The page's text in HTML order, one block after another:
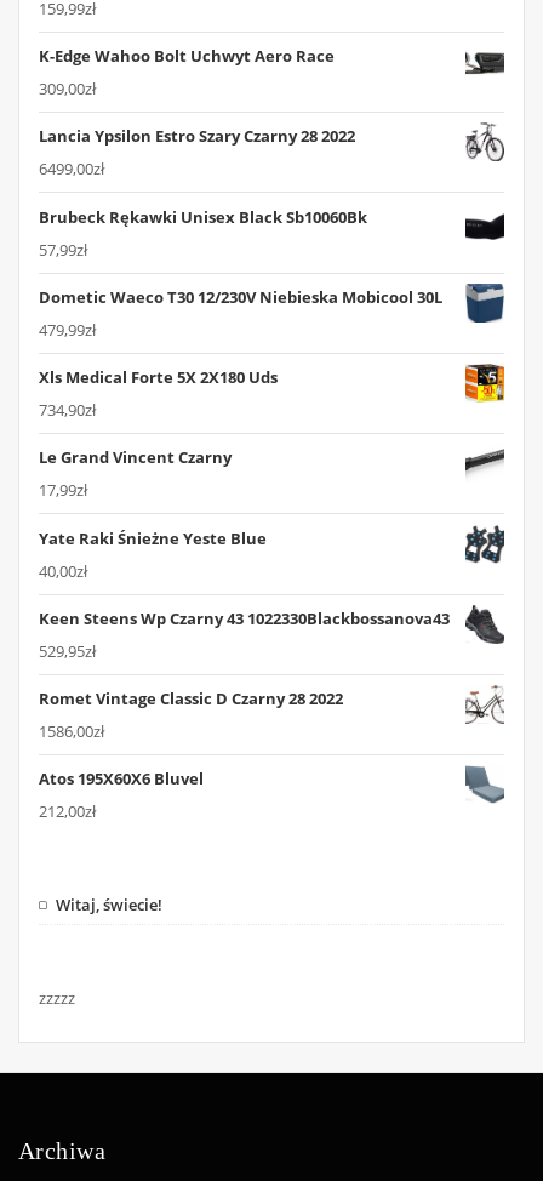
159,99zł
K-Edge Wahoo Bolt Uchwyt Aero Race
309,00zł
Lancia Ypsilon Estro Szary Czarny 28 2022
6499,00zł
Brubeck Rękawki Unisex Black Sb10060Bk
57,99zł
Dometic Waeco T30 12/230V Niebieska Mobicool 30L
479,99zł
Xls Medical Forte 5X 2X180 Uds
734,90zł
Le Grand Vincent Czarny
17,99zł
Yate Raki Śnieżne Yeste Blue
40,00zł
Keen Steens Wp Czarny 43 1022330Blackbossanova43
529,95zł
Romet Vintage Classic D Czarny 28 2022
1586,00zł
Atos 195X60X6 Bluvel
212,00zł
Witaj, świecie!
zzzzz
Archiwa